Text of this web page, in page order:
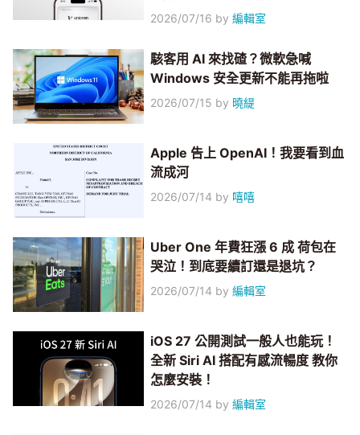
2026/07/16 by編輯室
駭客用 AI 來找碴？微軟急喊
Windows 安全更新不能再拖啦
2026/07/15 by 曉緹
Apple 告上 OpenAI！我要看到血
流成河
2026/07/14 by 嘻嘻
Uber One 年費狂漲 6 成 荷包在
哭泣！到底要續訂還是退坑？
2026/07/14 by編輯室
iOS 27 公開測試一般人也能玩！
全新 Siri AI 搭配有感流暢度 教你
怎麼安裝！
2026/07/14 by編輯室